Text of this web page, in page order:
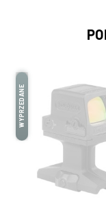
WYPRZEDANE